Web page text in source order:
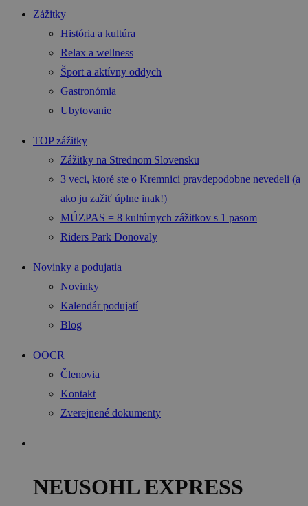
Zážitky
História a kultúra
Relax a wellness
Šport a aktívny oddych
Gastronómia
Ubytovanie
TOP zážitky
Zážitky na Strednom Slovensku
3 veci, ktoré ste o Kremnici pravdepodobne nevedeli (a
ako ju zažiť úplne inak!)
MÚZPAS = 8 kultúrnych zážitkov s 1 pasom
Riders Park Donovaly
Novinky a podujatia
Novinky
Kalendár podujatí
Blog
OOCR
Členovia
Kontakt
Zverejnené dokumenty
NEUSOHL EXPRESS